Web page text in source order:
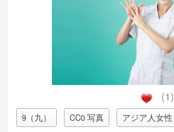
(1)
9（九） CC0 写真 アジア人女性